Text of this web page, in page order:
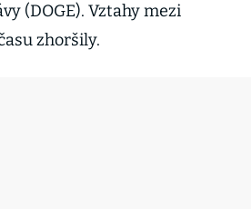
(DOGE). Vztahy mezi
zhoršily.